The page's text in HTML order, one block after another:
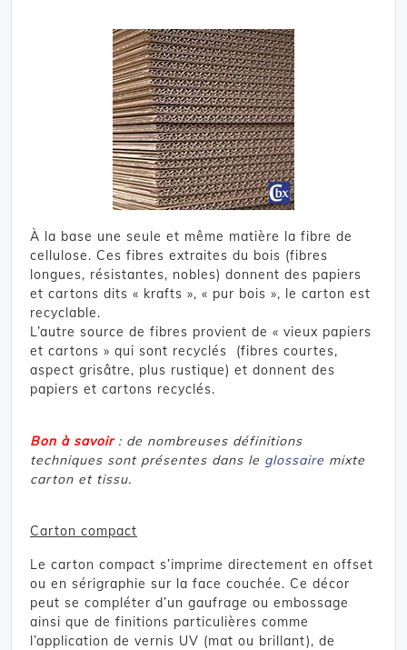
À la base une seule et même matière la fibre de
cellulose. Ces fibres extraites du bois (fibres
longues, résistantes, nobles) donnent des papiers
et cartons dits « krafts », « pur bois », le carton est
recyclable.
L’autre source de fibres provient de « vieux papiers
et cartons » qui sont recyclés (fibres courtes,
aspect grisâtre, plus rustique) et donnent des
papiers et cartons recyclés.
Bon à savoir: de nombreuses définitions
techniques sont présentes dans le glossaire mixte
carton et tissu.
Carton compact
Le carton compact s’imprime directement en offset
ou en sérigraphie sur la face couchée. Ce décor
peut se compléter d’un gaufrage ou embossage
ainsi que de finitions particulières comme
l’application de vernis UV (mat ou brillant), de